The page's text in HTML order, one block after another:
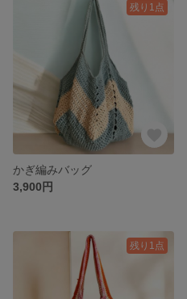
残り1点
かぎ編みバッグ
3,900円
残り1点